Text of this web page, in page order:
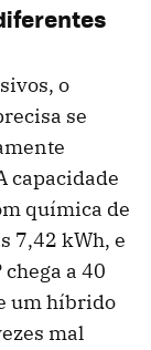
o
se
capacidade
química de
7,42 kWh, e
a 40
um híbrido
mal